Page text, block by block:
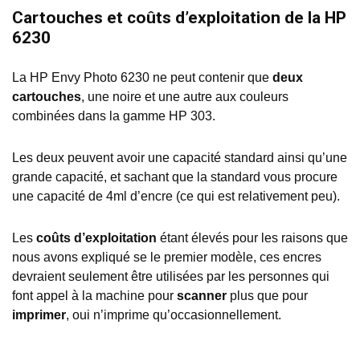
Cartouches et coûts d’exploitation de la HP
6230
La HP Envy Photo 6230 ne peut contenir que deux
cartouches, une noire et une autre aux couleurs
combinées dans la gamme HP 303.
Les deux peuvent avoir une capacité standard ainsi qu’une
grande capacité, et sachant que la standard vous procure
une capacité de 4ml d’encre (ce qui est relativement peu).
Les coûts d’exploitation étant élevés pour les raisons que
nous avons expliqué se le premier modèle, ces encres
devraient seulement être utilisées par les personnes qui
font appel à la machine pour scanner plus que pour
imprimer, oui n’imprime qu’occasionnellement.